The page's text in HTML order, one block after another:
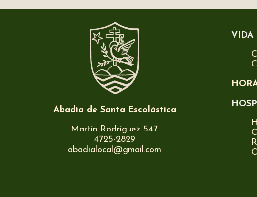
Abadía de Santa Escolástica
Martín Rodríguez 547
4725-2829
abadialocal@gmail.com
VIDA